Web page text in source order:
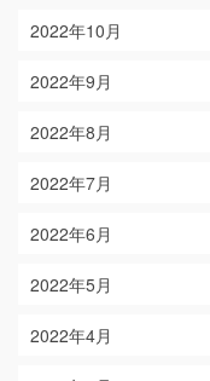
2022年10月
2022年9月
2022年8月
2022年7月
2022年6月
2022年5月
2022年4月